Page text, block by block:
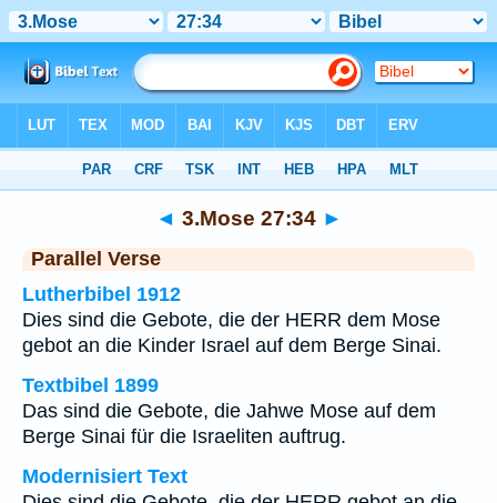
◄ 3.Mose 27:34 ►
Parallel Verse
Lutherbibel 1912
Dies sind die Gebote, die der HERR dem Mose
gebot an die Kinder Israel auf dem Berge Sinai.
Textbibel 1899
Das sind die Gebote, die Jahwe Mose auf dem
Berge Sinai für die Israeliten auftrug.
Modernisiert Text